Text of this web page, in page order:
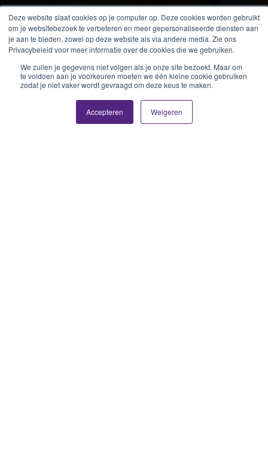
Deze website slaat cookies op je computer op. Deze cookies worden gebruikt
om je websitebezoek te verbeteren en meer gepersonaliseerde diensten aan
je aan te bieden, zowel op deze website als via andere media. Zie ons
Privacybeleid voor meer informatie over de cookies die we gebruiken.
We zullen je gegevens niet volgen als je onze site bezoekt. Maar om
te voldoen aan je voorkeuren moeten we één kleine cookie gebruiken
zodat je niet vaker wordt gevraagd om deze keus te maken.
Accepteren Weigeren